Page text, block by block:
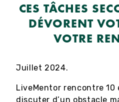
CES TÂCHES
DÉVORENT
VOTRE
Juillet 2024.
LiveMentor rencontre
discuter d’un obstacle